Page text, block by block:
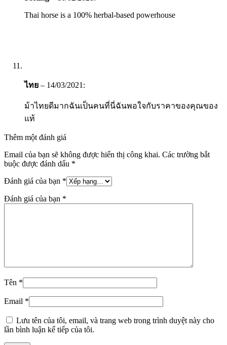
Thai horse is a 100% herbal-based powerhouse
ไทย – 14/03/2021 :
ม้าไทยดีมากฉันเป็นคนที่นี่ฉันพอใจกับราคาของคุณของ
แท้
Thêm một đánh giá
Email của bạn sẽ không được hiển thị công khai. Các trường bắt
buộc được đánh dấu *
Đánh giá của bạn *
Đánh giá của bạn *
Tên *
Email *
Lưu tên của tôi, email, và trang web trong trình duyệt này cho
lần bình luận kế tiếp của tôi.